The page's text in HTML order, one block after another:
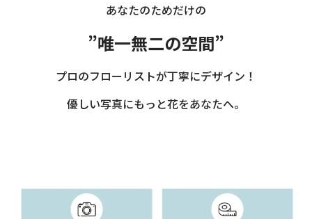
あなたのためだけの
”唯一無二の空間”
プロのフローリストが丁寧にデザイン！
優しい写真にもっと花をあなたへ。